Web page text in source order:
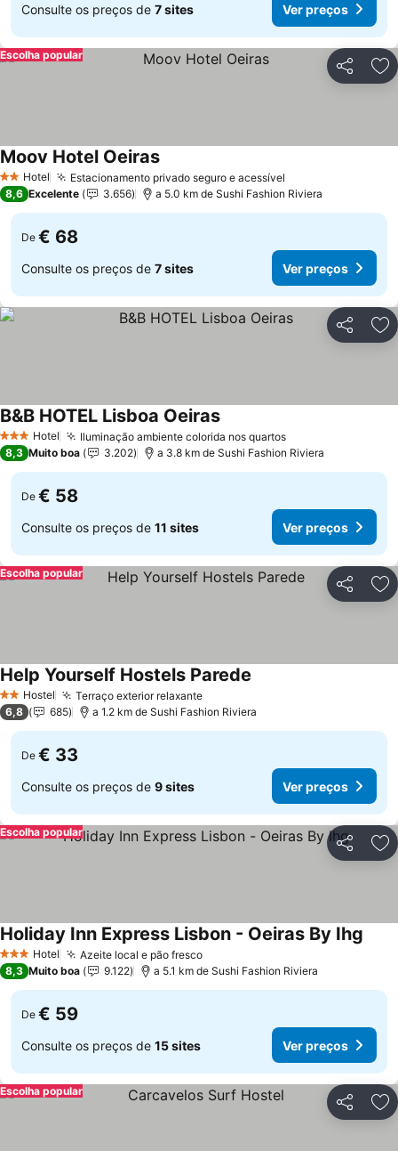
Consulte os preços de 7 sites Ver preços
Partilhar
Escolha popular
2 Estrelas
Hotel Estacionamento privado seguro e acessível
Moov Hotel OeirasVer preços
8,6 Excelente 3.656 a 5.0 km de Sushi Fashion Riviera
De € 68
Consulte os preços de 7 sites Ver preços
Partilhar
3 EstrelasHotel Iluminação ambiente colorida nos quartosVer preços
B&B HOTEL Lisboa OeirasVer preços
8,3 Muito boa 3.202 a 3.8 km de Sushi Fashion Riviera
De € 58
Consulte os preços de 11 sites Ver preços
Partilhar
Escolha popular
2 Estrelas
Hostel Terraço exterior relaxanteVer preços
Help Yourself Hostels Parede
6,8 685 a 1.2 km de Sushi Fashion Riviera
De € 33
Consulte os preços de 9 sites Ver preços
Partilhar
Escolha popular
3 EstrelasHotel Azeite local e pão frescoVer preços
Holiday Inn Express Lisbon - Oeiras By Ihg
8,3 Muito boa 9.122 a 5.1 km de Sushi Fashion Riviera
De € 59
Consulte os preços de 15 sites Ver preços
Partilhar
Escolha popular